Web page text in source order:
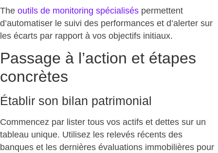
The outils de monitoring spécialisés permettent
d’automatiser le suivi des performances et d’alerter sur
les écarts par rapport à vos objectifs initiaux.
Passage à l’action et étapes
concrètes
Établir son bilan patrimonial
Commencez par lister tous vos actifs et dettes sur un
tableau unique. Utilisez les relevés récents des
banques et les dernières évaluations immobilières pour